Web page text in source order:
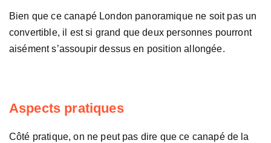
Bien que ce canapé London panoramique ne soit pas un
convertible, il est si grand que deux personnes pourront
aisément s’assoupir dessus en position allongée.
Aspects pratiques
Côté pratique, on ne peut pas dire que ce canapé de la